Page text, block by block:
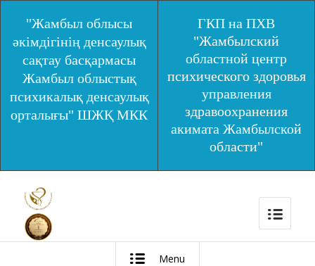
"Жамбыл облысы
әкімдігінің денсаулық
сақтау басқармасы
Жамбыл облыстық
психикалық денсаулық
орталығы" ШЖҚ МКК
ГКП на ПХВ
"Жамбылский
областной центр
психического здоровья
управления
здравоохранения
акимата Жамбылской
области"
Menu